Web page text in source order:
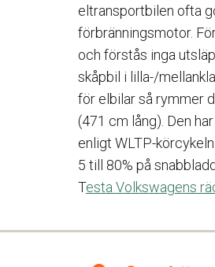
eltransportbilen ofta
förbränningsmotor.
och förstås inga
skåpbil i lilla-/
för elbilar så rymmer
(471 cm lång). Den
enligt WLTP-
5 till 80% på
Testa Volkswagens